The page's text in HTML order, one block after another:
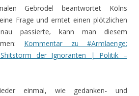
Gebrodel beantwortet Kölns
Frage und erntet einen plötzlichen
passierte, kann man diesem
Kommentar zu #Armlaenge:
der Ignoranten | Politik –
einmal, wie gedanken- und